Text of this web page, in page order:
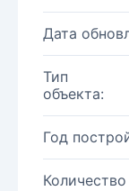
Дата
Тип
объекта:
Год